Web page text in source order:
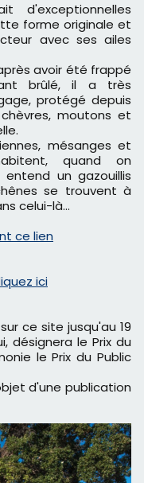
d'exceptionnelles
forme originale et
avec ses ailes
avoir été frappé
brûlé, il a très
protégé depuis
moutons et
mésanges et
quand on
un gazouillis
se trouvent à
celui-là…
ce lien
ici
ce site jusqu'au 19
désignera le Prix du
le Prix du Public
d'une publication